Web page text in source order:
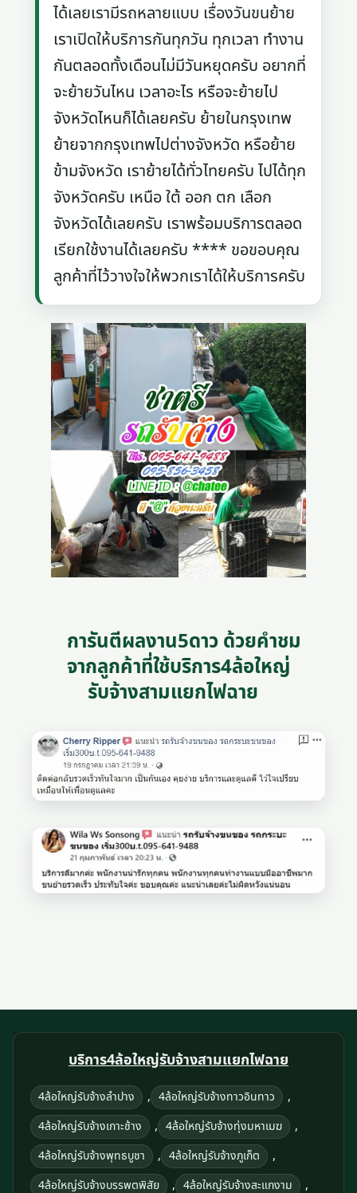
ได้เลยเรามีรถหลายแบบ เรื่องวันขนย้าย
เราเปิดให้บริการกันทุกวัน ทุกเวลา ทำงาน
กันตลอดทั้งเดือนไม่มีวันหยุดครับ อยากที่
จะย้ายวันไหน เวลาอะไร หรือจะย้ายไป
จังหวัดไหนก็ได้เลยครับ ย้ายในกรุงเทพ
ย้ายจากกรุงเทพไปต่างจังหวัด หรือย้าย
ข้ามจังหวัด เราย้ายได้ทั่วไทยครับ ไปได้ทุก
จังหวัดครับ เหนือ ใต้ ออก ตก เลือก
จังหวัดได้เลยครับ เราพร้อมบริการตลอด
เรียกใช้งานได้เลยครับ **** ขอขอบคุณ
ลูกค้าที่ไว้วางใจให้พวกเราได้ให้บริการครับ
การันตีผลงาน5ดาว ด้วยคำชม
จากลูกค้าที่ใช้บริการ4ล้อใหญ่
รับจ้างสามแยกไฟฉาย
บริการ4ล้อใหญ่รับจ้างสามแยกไฟฉาย
4ล้อใหญ่รับจ้างลําปาง , 4ล้อใหญ่รับจ้างทาวอินทาว ,
4ล้อใหญ่รับจ้างเกาะช้าง , 4ล้อใหญ่รับจ้างทุ่งมหาเมฆ ,
4ล้อใหญ่รับจ้างพุทธบูชา , 4ล้อใหญ่รับจ้างภูเก็ต ,
4ล้อใหญ่รับจ้างบรรพตพิสัย , 4ล้อใหญ่รับจ้างสะแกงาม ,